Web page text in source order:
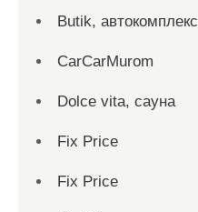
Butik, автокомплекс
CarCarMurom
Dolce vita, сауна
Fix Price
Fix Price